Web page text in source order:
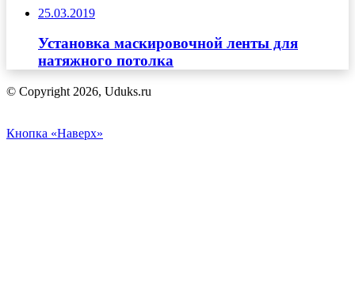
25.03.2019
Установка маскировочной ленты для
натяжного потолка
© Copyright 2026, Uduks.ru
Кнопка «Наверх»